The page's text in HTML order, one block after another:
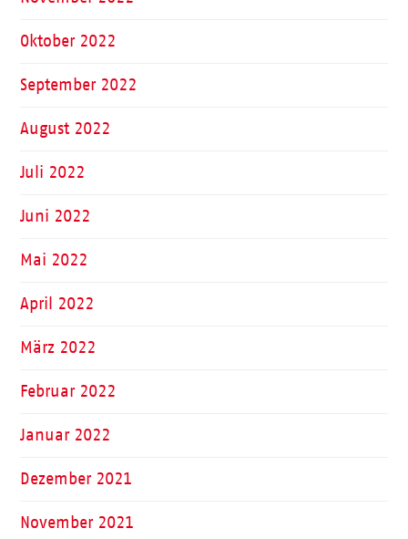
Oktober 2022
September 2022
August 2022
Juli 2022
Juni 2022
Mai 2022
April 2022
März 2022
Februar 2022
Januar 2022
Dezember 2021
November 2021